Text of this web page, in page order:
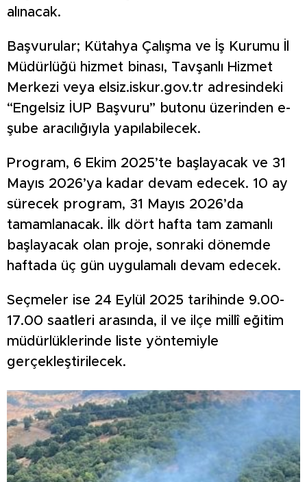
alınacak.
Başvurular; Kütahya Çalışma ve İş Kurumu İl
Müdürlüğü hizmet binası, Tavşanlı Hizmet
Merkezi veya elsiz.iskur.gov.tr adresindeki
“Engelsiz İUP Başvuru” butonu üzerinden e-
şube aracılığıyla yapılabilecek.
Program, 6 Ekim 2025’te başlayacak ve 31
Mayıs 2026’ya kadar devam edecek. 10 ay
sürecek program, 31 Mayıs 2026’da
tamamlanacak. İlk dört hafta tam zamanlı
başlayacak olan proje, sonraki dönemde
haftada üç gün uygulamalı devam edecek.
Seçmeler ise 24 Eylül 2025 tarihinde 9.00-
17.00 saatleri arasında, il ve ilçe millî eğitim
müdürlüklerinde liste yöntemiyle
gerçekleştirilecek.